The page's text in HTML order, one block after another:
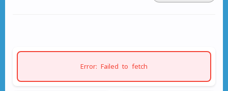
Error: Failed to fetch